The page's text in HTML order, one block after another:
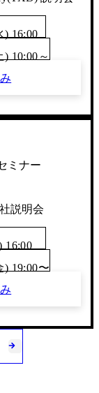
) 16:00
) 10:00～
ミナー
説明会
16:00
) 19:00〜